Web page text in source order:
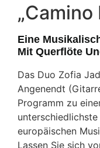
„Camino
Eine
Mit Querflöte
Das Duo Zofia
Angenendt
Programm zu
europäischen
Lassen Sie sich